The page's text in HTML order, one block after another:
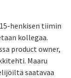
henkisen tiimin
kollegaa.
product owner,
Maaru
saatavaa